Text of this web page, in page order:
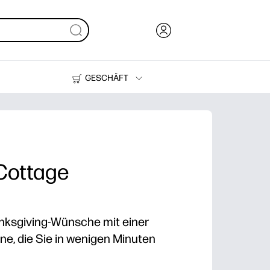
GESCHÄFT
Drucker
Wünsche mit einer
die Sie in wenigen Minuten